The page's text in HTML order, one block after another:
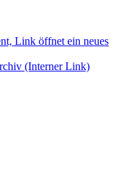
Link öffnet ein neues
(Interner Link)